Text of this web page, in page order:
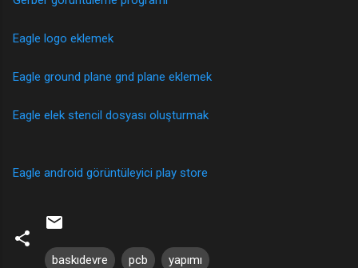
Eagle logo eklemek
Eagle ground plane gnd plane eklemek
Eagle elek stencil dosyası oluşturmak
Eagle android görüntüleyici play store
baskıdevre pcb yapımı